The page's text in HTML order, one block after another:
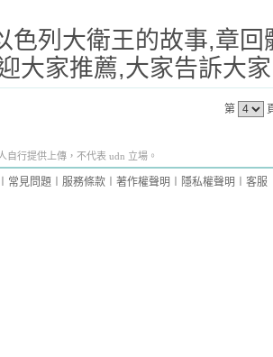
色列大衛王的故事,章
大家推薦,大家告訴大
第
自行提供上傳，不代表 udn 立場。
常見問題 服務條款 著作權聲明 隱私權聲明 客服